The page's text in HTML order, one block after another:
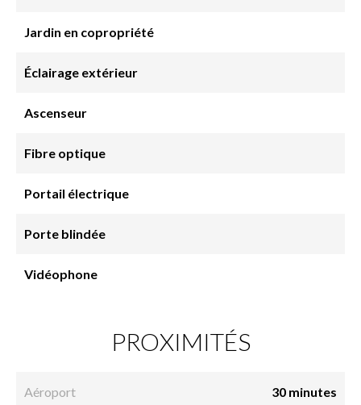
Jardin en copropriété
Éclairage extérieur
Ascenseur
Fibre optique
Portail électrique
Porte blindée
Vidéophone
PROXIMITÉS
Aéroport 30 minutes